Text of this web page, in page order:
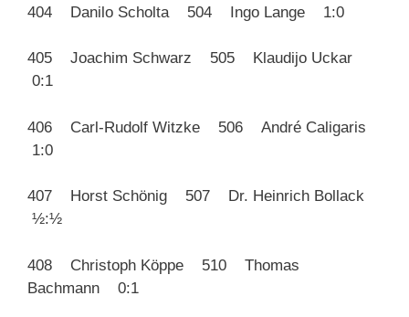
404 Danilo Scholta 504 Ingo Lange 1:0
405 Joachim Schwarz 505 Klaudijo Uckar
0:1
406 Carl-Rudolf Witzke 506 André Caligaris
1:0
407 Horst Schönig 507 Dr. Heinrich Bollack
½:½
408 Christoph Köppe 510 Thomas
Bachmann 0:1